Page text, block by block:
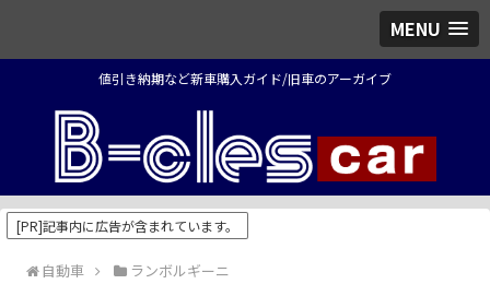
MENU
値引き納期など新車購入ガイド/旧車のアーガイブ
[PR]記事内に広告が含まれています。
自動車 ランボルギーニ